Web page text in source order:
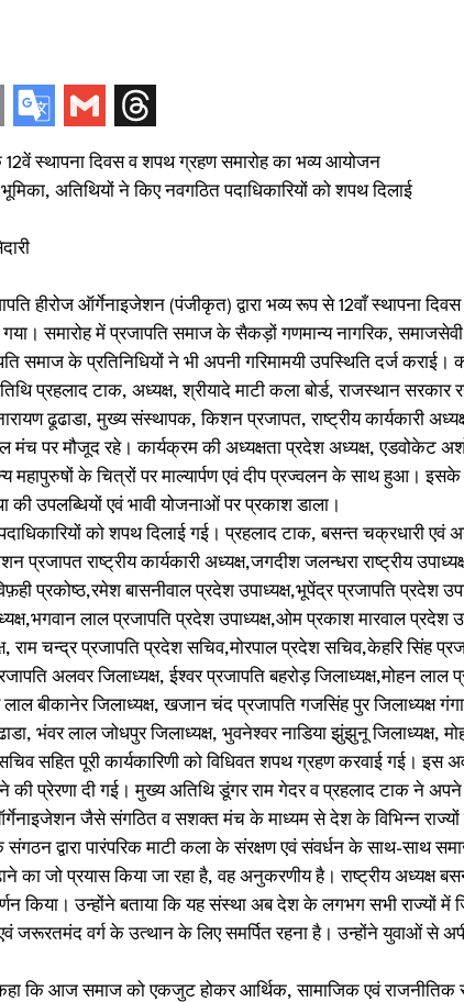
स्थापना दिवस व शपथ ग्रहण समारोह का भव्य आयोजन
अतिथियों ने किए नवगठित पदाधिकारियों को शपथ दिलाई
हीरोज ऑर्गेनाइजेशन (पंजीकृत) द्वारा भव्य रूप से 12वाँ स्थापना
समारोह में प्रजापति समाज के सैकड़ों गणमान्य नागरिक,
समाज के प्रतिनिधियों ने भी अपनी गरिमामयी उपस्थिति दर्ज कराई।
प्रहलाद टाक, अध्यक्ष, श्रीयादे माटी कला बोर्ड, राजस्थान
ढूढाडा, मुख्य संस्थापक, किशन प्रजापत, राष्ट्रीय कार्यकारी
पर मौजूद रहे। कार्यक्रम की अध्यक्षता प्रदेश अध्यक्ष, एडवोकेट
महापुरुषों के चित्रों पर माल्यार्पण एवं दीप प्रज्वलन के साथ हुआ।
उपलब्धियों एवं भावी योजनाओं पर प्रकाश डाला।
को शपथ दिलाई गई। प्रहलाद टाक, बसन्त चक्रधारी एवं
प्रजापत राष्ट्रीय कार्यकारी अध्यक्ष,जगदीश जलन्धरा राष्ट्रीय
प्रकोष्ठ,रमेश बासनीवाल प्रदेश उपाध्यक्ष,भूपेंद्र प्रजापति प्रदेश
लाल प्रजापति प्रदेश उपाध्यक्ष,ओम प्रकाश मारवाल प्रदेश
राम चन्द्र प्रजापति प्रदेश सचिव,मोरपाल प्रदेश सचिव,केहरि सिंह
अलवर जिलाध्यक्ष, ईश्वर प्रजापति बहरोड़ जिलाध्यक्ष,मोहन लाल
लाल बीकानेर जिलाध्यक्ष, खजान चंद प्रजापति गजसिंह पुर जिलाध्यक्ष
भंवर लाल जोधपुर जिलाध्यक्ष, भुवनेश्वर नाडिया झुंझुनू जिलाध्यक्ष,
सहित पूरी कार्यकारिणी को विधिवत शपथ ग्रहण करवाई गई। इस
की प्रेरणा दी गई। मुख्य अतिथि डूंगर राम गेदर व प्रहलाद टाक ने
जैसे संगठित व सशक्त मंच के माध्यम से देश के विभिन्न राज्यों
संगठन द्वारा पारंपरिक माटी कला के संरक्षण एवं संवर्धन के साथ-साथ
का जो प्रयास किया जा रहा है, वह अनुकरणीय है। राष्ट्रीय अध्यक्ष
किया। उन्होंने बताया कि यह संस्था अब देश के लगभग सभी राज्यों में
जरूरतमंद वर्ग के उत्थान के लिए समर्पित रहना है। उन्होंने युवाओं से
कहा कि आज समाज को एकजुट होकर आर्थिक, सामाजिक एवं